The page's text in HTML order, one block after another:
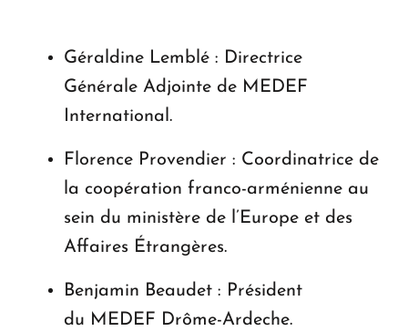
Géraldine Lemblé : Directrice
Générale Adjointe de MEDEF
International.
Florence Provendier : Coordinatrice de
la coopération franco-arménienne au
sein du ministère de l’Europe et des
Affaires Étrangères.
Benjamin Beaudet : Président
du MEDEF Drôme-Ardeche.